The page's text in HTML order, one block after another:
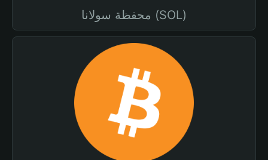
محفظة سولانا (SOL)